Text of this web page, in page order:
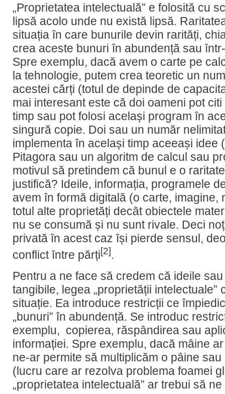
„Proprietatea intelectuală” e folosită cu
lipsă acolo unde nu există lipsă.
situația în care bunurile devin rarități,
crea aceste bunuri în abundență sau
Spre exemplu, dacă avem o carte pe
la tehnologie, putem crea teoretic un
acestei cărți (totul de depinde de
mai interesant este că doi oameni pot
timp sau pot folosi același program în
singură copie. Doi sau un număr
implementa în același timp aceeași idee
Pitagora sau un algoritm de calcul sau
motivul să pretindem că bunul e o
justifică? Ideile, informația, programele
avem în formă digitală (o carte, imagine,
totul alte proprietăți decât obiectele
nu se consumă și nu sunt rivale. Deci
privată în acest caz își pierde sensul,
conflict între părți[2].
Pentru a ne face să credem că ideile
tangibile, legea „proprietății
situație. Ea introduce restricții ce
„bunuri” în abundență. Se introduc
exemplu, copierea, răspândirea sau
informației. Spre exemplu, dacă mâine
ne-ar permite să multiplicăm o pâine
(lucru care ar rezolva problema foamei
„proprietatea intelectuală” ar trebui să